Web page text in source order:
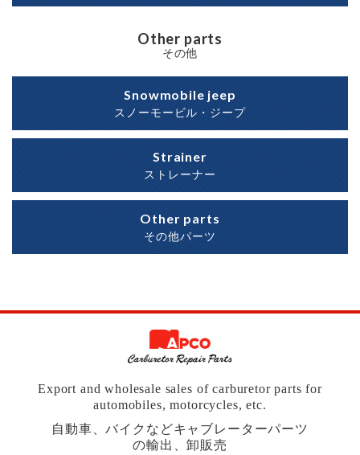
Other parts
その他
Snowmobile jeep
スノーモービル・ジープ
Strainer
ストレーナー
Other parts
その他パーツ
Export and wholesale sales of carburetor parts for
automobiles, motorcycles, etc.
自動車、バイクなどキャブレーターパーツ
の輸出、卸販売